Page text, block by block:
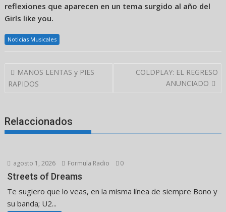
reflexiones que aparecen en un tema surgido al año del
Girls like you.
Noticias Musicales
Navegación
de
MANOS LENTAS y PIES
RAPIDOS
COLDPLAY: EL REGRESO
ANUNCIADO
Relaccionados
agosto 1, 2026 Formula Radio 0
Streets of Dreams
Te sugiero que lo veas, en la misma línea de siempre Bono y
su banda; U2...